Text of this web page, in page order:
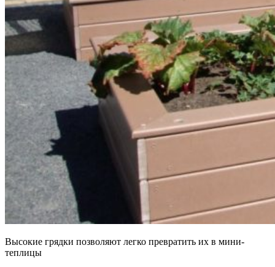
Высокие грядки позволяют легко превратить их в мини-
теплицы